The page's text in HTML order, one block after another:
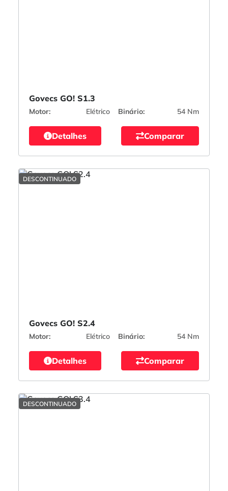
Govecs GO! S1.3
Motor: Elétrico Binário: 54 Nm
Detalhes Comparar
DESCONTINUADO
Govecs GO! S2.4
Motor: Elétrico Binário: 54 Nm
Detalhes Comparar
DESCONTINUADO